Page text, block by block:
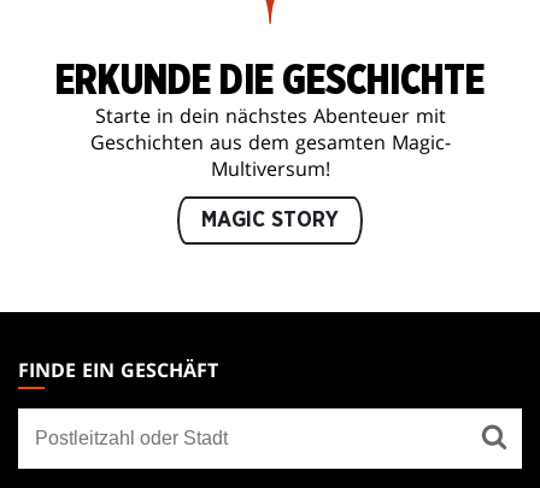
ERKUNDE DIE GESCHICHTE
Starte in dein nächstes Abenteuer mit
Geschichten aus dem gesamten Magic-
Multiversum!
MAGIC STORY
THE
GATHERING
FOOTER
FINDE EIN GESCHÄFT
ein
Geschäft